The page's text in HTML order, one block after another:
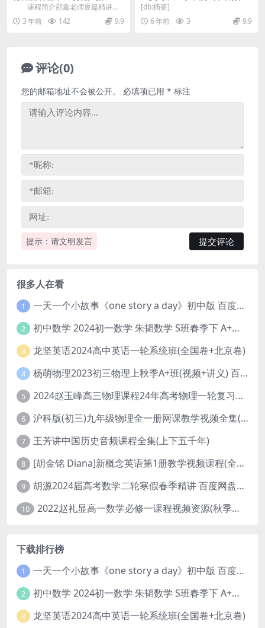
频全集
课程简介邵鑫老师逐篇精讲朝
花夕拾，以问题意识，整体把握与
细节分析相结合，深入...
3 年前 142 9.9
集（中英双语mp3）百度网盘
[db:摘要]
6 年前
3 9.9
评论(0)
提示：请文明发言
您的邮箱地址不会被公开。 必填项已用 * 标注
很多人在看
1 一天一个小故事《one story a day》初中版 百度网盘分享下载
2 初中数学 2024初一数学 朱韬数学 S班春季下 A+班春季下 百度云网盘
3 龙坚英语2024高中英语一轮系统班(全国卷+北京卷)
4 杨萌物理2023初三物理上秋季A+班(视频+讲义) 百度网盘分享
5 2024赵玉峰高三物理课程24年高考物理一轮复习网课教程
6 沪科版(初三)九年级物理全一册网课教学视频全集(录播版 杜春雨 66讲)
7 王芳讲中国历史音频课程全集(上下五千年)
8 [胡金铭 Diana]新概念英语第1册教学视频课程(全集 百度网盘下载)
9 胡源2024届高考数学二轮寒假春季精讲 百度网盘分享
10 2022赵礼显高一数学必修一课程视频资源(秋季班 含讲义)百度网盘云
下载排行榜
1 一天一个小故事《one story a day》初中版 百度网盘分享下载
2 初中数学 2024初一数学 朱韬数学 S班春季下 A+班春季下 百度云网盘
3 龙坚英语2024高中英语一轮系统班(全国卷+北京卷)